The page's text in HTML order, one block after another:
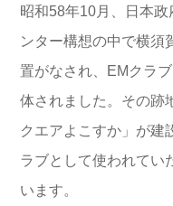
昭和58年10月、日本
ンター構想の中で横須
置がなされ、EMクラ
体されました。その跡
クエアよこすか」が建
ラブとして使われてい
います。